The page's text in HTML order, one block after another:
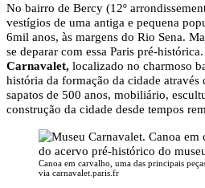
No bairro de Bercy (12º
vestígios de uma antiga e pequena
6mil anos, às margens do Rio Sena.
se deparar com essa Paris pré-
Carnavalet, localizado no charmoso
história da formação da cidade através
sapatos de 500 anos, mobiliário,
construção da cidade desde tempos
Canoa em carvalho, uma das principais
via carnavalet.paris.fr